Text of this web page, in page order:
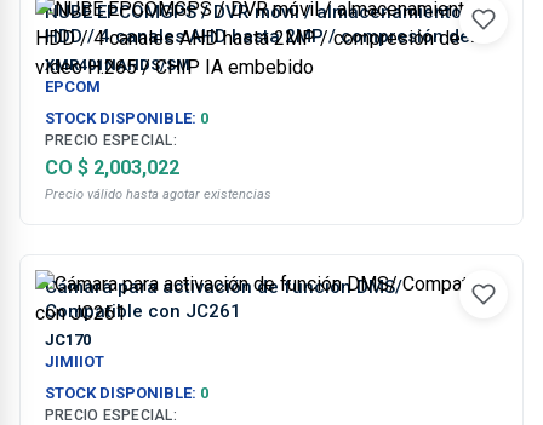
NUBE EPCOMGPS / DVR móvil / almacenamiento en
HDD / 4 canales AHD hasta 2MP / compresión de
video H.265 / CHIP IA embebido
XMR401NAHDS/SM
EPCOM
STOCK DISPONIBLE: 0
PRECIO ESPECIAL:
CO $ 2,003,022
Precio válido hasta agotar existencias
Cámara para activación de función DMS/
Compatible con JC261
JC170
JIMIIOT
STOCK DISPONIBLE: 0
PRECIO ESPECIAL: